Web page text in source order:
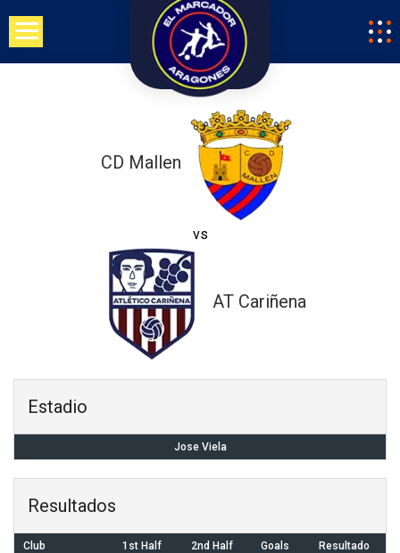
Saltar
contenido
CD Mallen
vs
AT Cariñena
Estadio
Jose Viela
Resultados
Club 1st Half 2nd Half Goals Resultado